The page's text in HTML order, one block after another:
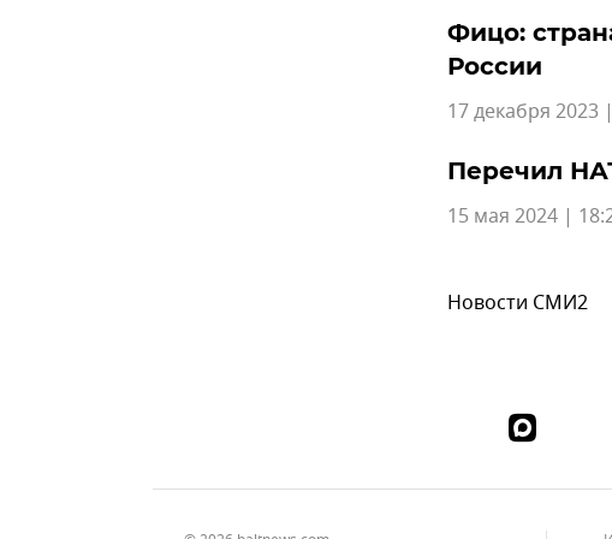
Фицо:
России
17 декабря 2023
Перечил
15 мая 2024 |
Новости СМИ2